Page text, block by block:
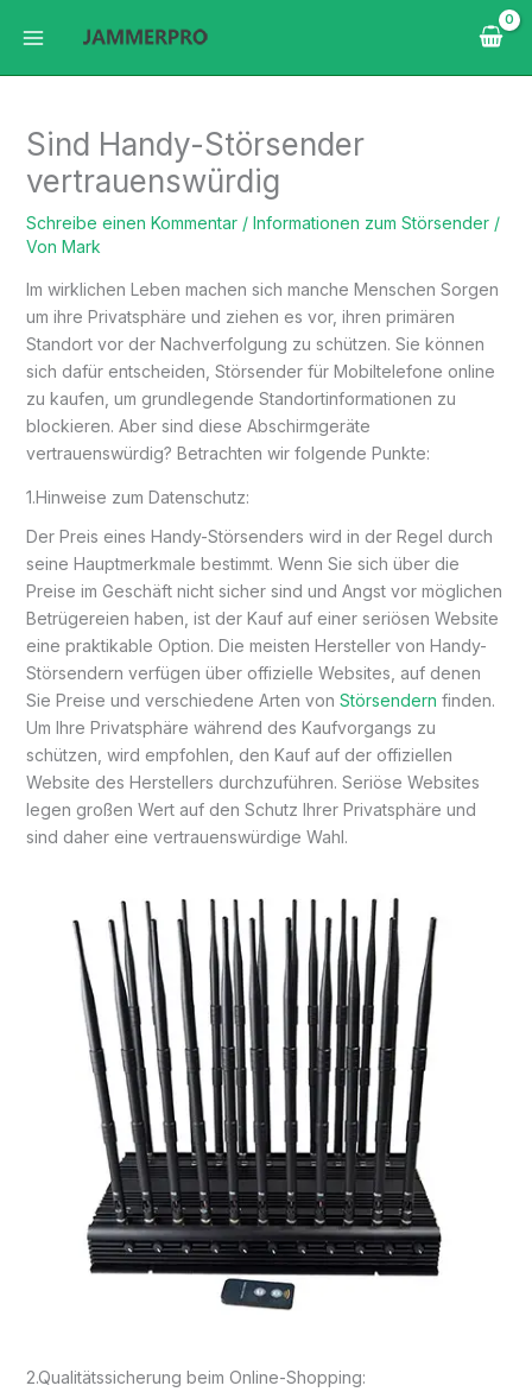
Inhalt
Sind Handy-Störsender
vertrauenswürdig
Schreibe einen Kommentar / Informationen zum Störsender/
Von Mark
Im wirklichen Leben machen sich manche Menschen Sorgen
um ihre Privatsphäre und ziehen es vor, ihren primären
Standort vor der Nachverfolgung zu schützen. Sie können
sich dafür entscheiden, Störsender für Mobiltelefone online
zu kaufen, um grundlegende Standortinformationen zu
blockieren. Aber sind diese Abschirmgeräte
vertrauenswürdig? Betrachten wir folgende Punkte:
1.Hinweise zum Datenschutz:
Der Preis eines Handy-Störsenders wird in der Regel durch
seine Hauptmerkmale bestimmt. Wenn Sie sich über die
Preise im Geschäft nicht sicher sind und Angst vor möglichen
Betrügereien haben, ist der Kauf auf einer seriösen Website
eine praktikable Option. Die meisten Hersteller von Handy-
Störsendern verfügen über offizielle Websites, auf denen
Sie Preise und verschiedene Arten von Störsendern finden.
Um Ihre Privatsphäre während des Kaufvorgangs zu
schützen, wird empfohlen, den Kauf auf der offiziellen
Website des Herstellers durchzuführen. Seriöse Websites
legen großen Wert auf den Schutz Ihrer Privatsphäre und
sind daher eine vertrauenswürdige Wahl.
2.Qualitätssicherung beim Online-Shopping: